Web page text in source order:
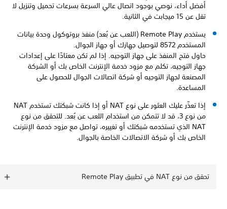
أفضل أداء، نوصي بوجود اتصال عالي السرعة بسرعات تحميل وتنزيل لا
تقل عن 15 ميجابت في الثانية.
يستخدم Remote Play (اللعب عن بُعد) منفذ بروتوكول وحدة بيانات
المستخدم 8572 لتوصيل جهازك أو جهاز الجوال.
حاول فتح المنفذ على جهاز التوجيه. إذا لم تكن معتادًا على إعدادات
جهاز التوجيه، تكلم مع مزود خدمة الإنترنت الخاص بك أو الشركة
المصنعة لجهاز التوجيه أو شركة اتصالات الجوال للحصول على
المساعدة.
إذا تعذّر عليك العثور على نوع NAT‏ أو إذا كانت شبكتك تستخدم NAT
من نوع 3، قد لا تتمكن من استخدام اللعب عن بُعد. للتحقق من نوع
NAT‏ الذي تستخدمه شبكتك أو تغييره، تواصل مع مزود خدمة الإنترنت
الخاص بك أو شركة الاتصالات الخاصة بالجوال.
تحقق من نوع NAT‏ في تطبيق Remote Play